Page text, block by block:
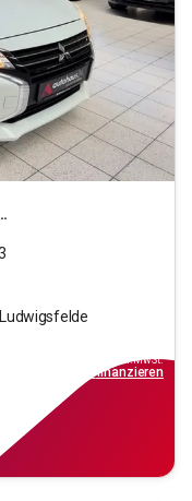
inkl.MwSt.
finanzieren